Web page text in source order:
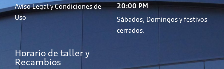
Aviso Legal y Condiciones de
Uso
20:00 PM
Sábados, Domingos y festivos
cerrados.
Horario de taller y
Recambios